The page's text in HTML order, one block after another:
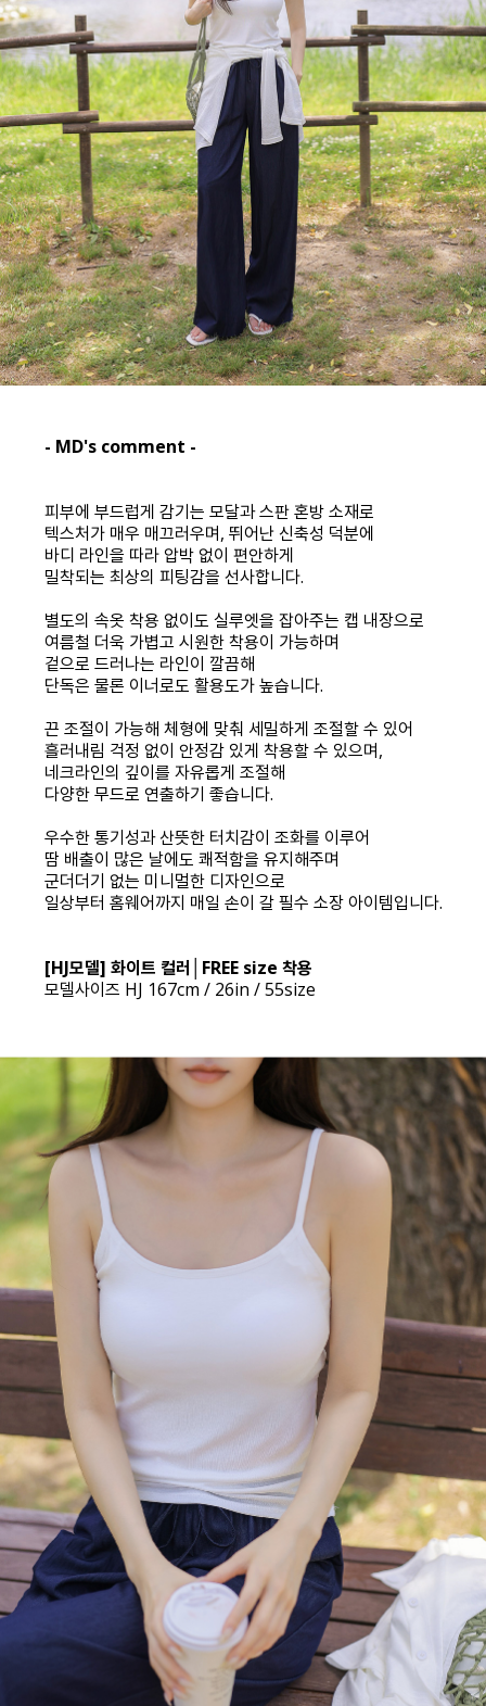
- MD's comment -
피부에 부드럽게 감기는 모달과 스판 혼방 소재로
텍스처가 매우 매끄러우며, 뛰어난 신축성 덕분에
바디 라인을 따라 압박 없이 편안하게
밀착되는 최상의 피팅감을 선사합니다.
별도의 속옷 착용 없이도 실루엣을 잡아주는 캡 내장으로
여름철 더욱 가볍고 시원한 착용이 가능하며
겉으로 드러나는 라인이 깔끔해
단독은 물론 이너로도 활용도가 높습니다.
끈 조절이 가능해 체형에 맞춰 세밀하게 조절할 수 있어
흘러내림 걱정 없이 안정감 있게 착용할 수 있으며,
네크라인의 깊이를 자유롭게 조절해
다양한 무드로 연출하기 좋습니다.
우수한 통기성과 산뜻한 터치감이 조화를 이루어
땀 배출이 많은 날에도 쾌적함을 유지해주며
군더더기 없는 미니멀한 디자인으로
일상부터 홈웨어까지 매일 손이 갈 필수 소장 아이템입니다.
[HJ모델] 화이트 컬러│FREE size 착용
모델사이즈 HJ 167cm / 26in / 55size